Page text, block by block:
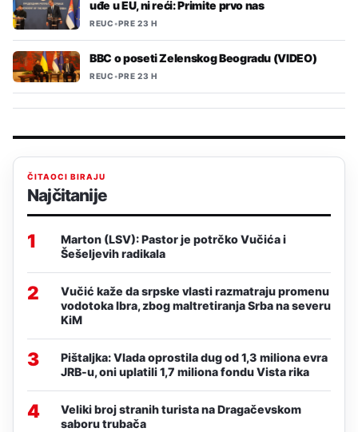
uđe u EU, ni reći: Primite prvo nas
REUC•PRE 23 H
BBC o poseti Zelenskog Beogradu (VIDEO)
REUC•PRE 23 H
ČITAOCI BIRAJU
Najčitanije
1
Marton (LSV): Pastor je potrčko Vučića i
Šešeljevih radikala
2
Vučić kaže da srpske vlasti razmatraju promenu
vodotoka Ibra, zbog maltretiranja Srba na severu
KiM
3
Pištaljka: Vlada oprostila dug od 1,3 miliona evra
JRB-u, oni uplatili 1,7 miliona fondu Vista rika
4
Veliki broj stranih turista na Dragačevskom
saboru trubača